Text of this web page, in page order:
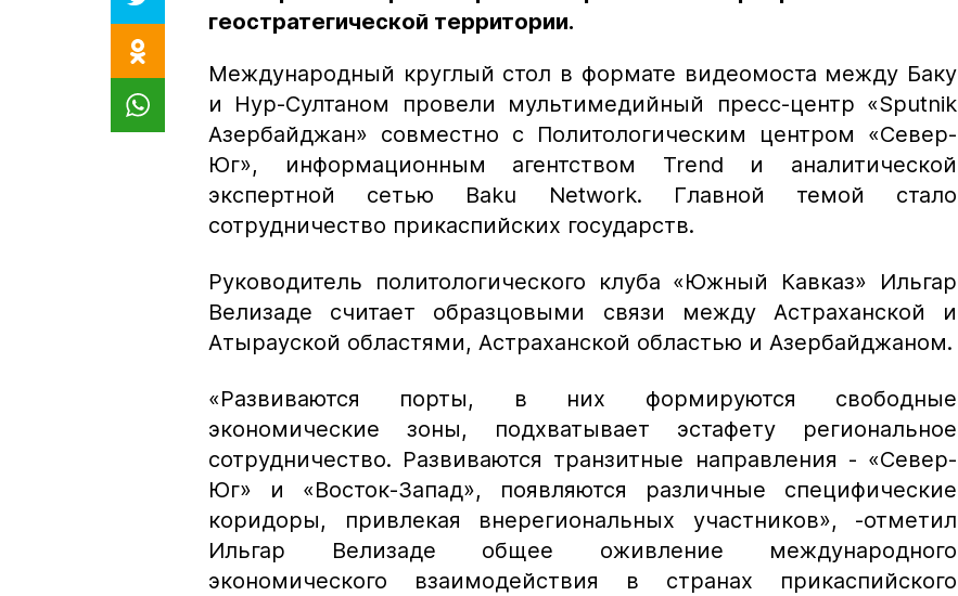
геостратегической территории.
Международный круглый стол в формате видеомоста между Баку
и Нур-Султаном провели мультимедийный пресс-центр «Sputnik
Азербайджан» совместно с Политологическим центром «Север-
Юг», информационным агентством Trend и аналитической
экспертной сетью Baku Network. Главной темой стало
сотрудничество прикаспийских государств.
Руководитель политологического клуба «Южный Кавказ» Ильгар
Велизаде считает образцовыми связи между Астраханской и
Атырауской областями, Астраханской областью и Азербайджаном.
«Развиваются порты, в них формируются свободные
экономические зоны, подхватывает эстафету региональное
сотрудничество. Развиваются транзитные направления - «Север-
Юг» и «Восток-Запад», появляются различные специфические
коридоры, привлекая внерегиональных участников», -отметил
Ильгар Велизаде общее оживление международного
экономического взаимодействия в странах прикаспийского